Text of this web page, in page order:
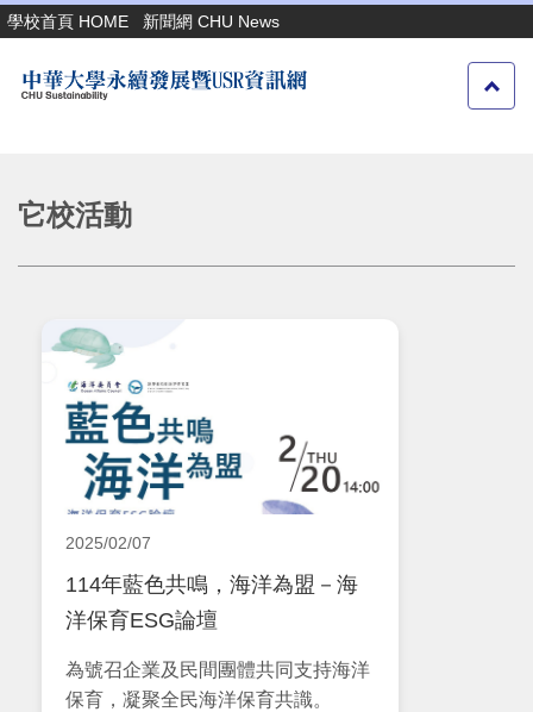
跳
到
要
學校首頁 HOME 新聞網 CHU News
它校活動
2025/02/07
114年藍色共鳴，海洋為盟－海
洋保育ESG論壇
為號召企業及民間團體共同支持海洋
保育，凝聚全民海洋保育共識。